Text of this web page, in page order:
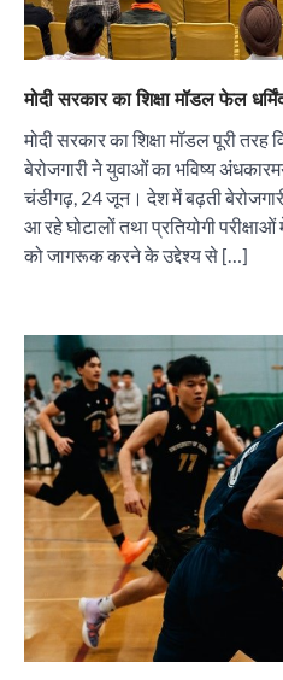
मोदी सरकार का शिक्षा मॉडल फेल
मोदी सरकार का शिक्षा मॉडल पूरी
बेरोजगारी ने युवाओं का भविष्य
चंडीगढ़, 24 जून। देश में बढ़ती
आ रहे घोटालों तथा प्रतियोगी
को जागरूक करने के उद्देश्य से […]